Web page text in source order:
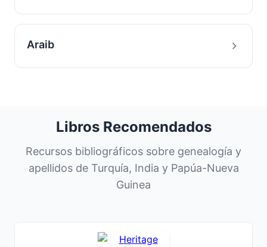
Araib
Libros Recomendados
Recursos bibliográficos sobre genealogía y
apellidos de Turquía, India y Papúa-Nueva
Guinea